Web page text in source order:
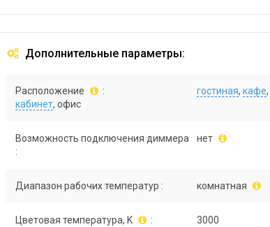
Дополнительные параметры:
Расположение : гостиная,кафе
кабинет, офис
Возможность подключения диммера
:
нет
Диапазон рабочих температур : комнатная
Цветовая температура, K : 3000